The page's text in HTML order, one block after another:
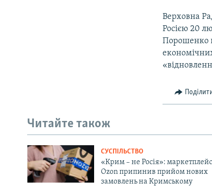
Верховна
Росією 20
Порошенко
Читайте також
СУСПІЛЬСТВО
«Крим – не Росія»: маркетплейс
Ozon припинив прийом нових
замовлень на Кримському